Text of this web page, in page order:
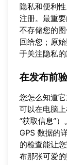
隐私和便利
注册。最重
不存储您的
回给您；原
于关注隐私
在发布前
您怎么知道
可以在电脑
“获取信息”
GPS 数据的
的检查能让
布那张可爱的